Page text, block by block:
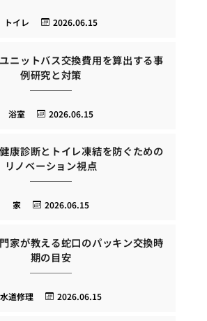
2026.06.15
トイレ
ニットバス交換費用を算出する事
例研究と対策
2026.06.15
浴室
康診断とトイレ凍結を防ぐための
リノベーション視点
2026.06.15
家
家が教える蛇口のパッキン交換時
期の目安
2026.06.15
水道修理